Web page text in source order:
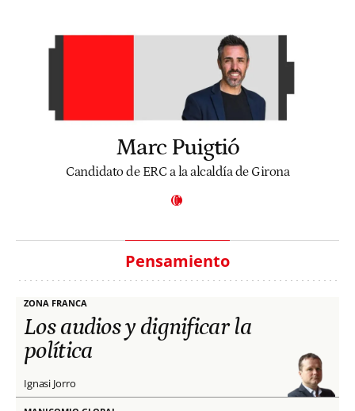
Marc Puigtió
Candidato de ERC a la alcaldía de Girona
Pensamiento
ZONA FRANCA
Los audios y dignificar la
política
Ignasi Jorro